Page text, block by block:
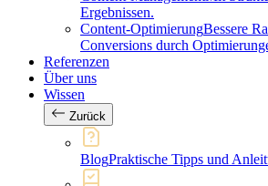
Ergebnissen.
Content-OptimierungBessere
Conversions durch
Referenzen
Über uns
Wissen
Zurück
BlogPraktische Tipps und